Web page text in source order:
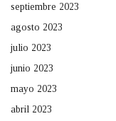
septiembre 2023
agosto 2023
julio 2023
junio 2023
mayo 2023
abril 2023